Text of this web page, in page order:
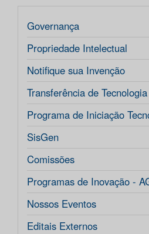
Governança
Propriedade Intelectual
Notifique sua Invenção
Transferência de Tecnologia
Programa de Iniciação
SisGen
Comissões
Programas de Inovação -
Nossos Eventos
Editais Externos